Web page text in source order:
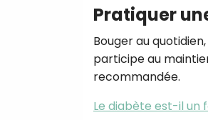
Pratiquer
Bouger au
participe au
recommandée.
Le diabète est-il un